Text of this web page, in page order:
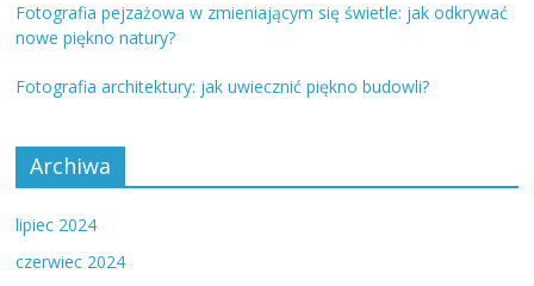
Fotografia pejzażowa w zmieniającym się świetle: jak odkrywać
nowe piękno natury?
Fotografia architektury: jak uwiecznić piękno budowli?
Archiwa
lipiec 2024
czerwiec 2024